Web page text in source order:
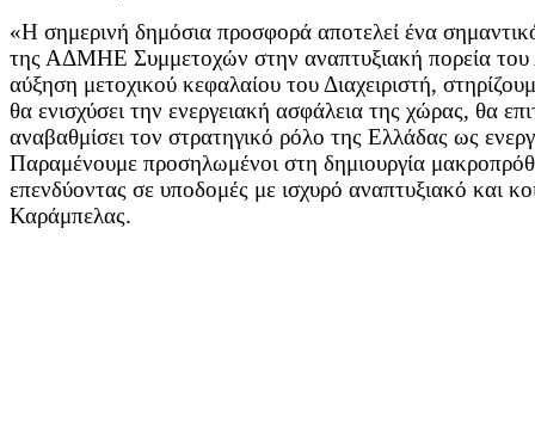
«Η σημερινή δημόσια προσφορά αποτελεί ένα
της ΑΔΜΗΕ Συμμετοχών στην αναπτυξιακή πορεία
αύξηση μετοχικού κεφαλαίου του Διαχειριστή,
θα ενισχύσει την ενεργειακή ασφάλεια της χώρας, θα
αναβαθμίσει τον στρατηγικό ρόλο της Ελλάδας ως
Παραμένουμε προσηλωμένοι στη δημιουργία
επενδύοντας σε υποδομές με ισχυρό αναπτυξιακό και
Καράμπελας.